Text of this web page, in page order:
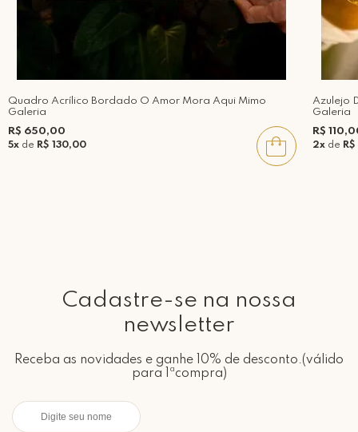
Quadro Acrílico Bordado O Amor Mora Aqui Mimo
Galeria
R$ 650,00
5x de R$ 130,00
Azulejo
Galeria
R$
2xde
Cadastre-se na nossa
newsletter
Receba as novidades e ganhe 10% de desconto.(válido
para 1ªcompra)